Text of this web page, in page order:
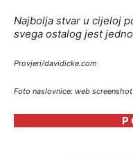
Najbolja stvar u cijeloj
svega ostalog jest
Provjeri/davidicke.com
Foto naslovnice: web screenshot
P